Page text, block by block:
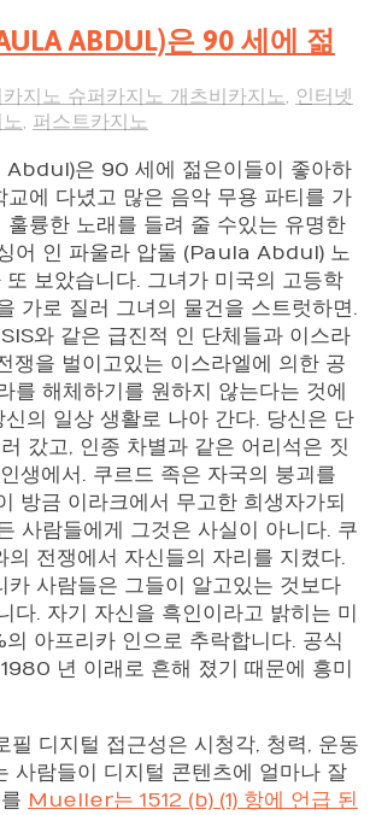
ABDUL)은 90 세에 젊
카지노 슈퍼카지노 개츠비카지노, 인터넷
, 퍼스트카지노
은 90 세에 젊은이들이 좋아하
에 다녔고 많은 음악 무용 파티를 가
륭한 노래를 들려 줄 수있는 유명한
어 인 파울라 압둘 (Paula Abdul) 노
보았습니다. 그녀가 미국의 고등학
가로 질러 그녀의 물건을 스트럿하면.
와 같은 급진적 인 단체들과 이스라
쟁을 벌이고있는 이스라엘에 의한 공
를 해체하기를 원하지 않는다는 것에
의 일상 생활로 나아 간다. 당신은 단
갔고, 인종 차별과 같은 어리석은 짓
생에서. 쿠르드 족은 자국의 붕괴를
방금 이라크에서 무고한 희생자가되
사람들에게 그것은 사실이 아니다. 쿠
의 전쟁에서 자신들의 자리를 지켰다.
카 사람들은 그들이 알고있는 것보다
다. 자기 자신을 흑인이라고 밝히는 미
아프리카 인으로 추락합니다. 공식
년 이래로 흔해 졌기 때문에 흥미
필 디지털 접근성은 시청각, 청력, 운동
사람들이 디지털 콘텐츠에 얼마나 잘
Mueller는 1512 (b) (1) 항에 언급 된